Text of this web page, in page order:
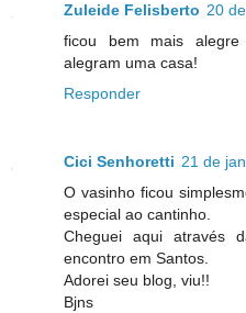
Zuleide Felisberto 20
ficou bem mais
alegram uma casa!
Responder
Cici Senhoretti 21 de
O vasinho ficou
especial ao cantinho.
Cheguei aqui através
encontro em Santos.
Adorei seu blog, viu!!
Bjns